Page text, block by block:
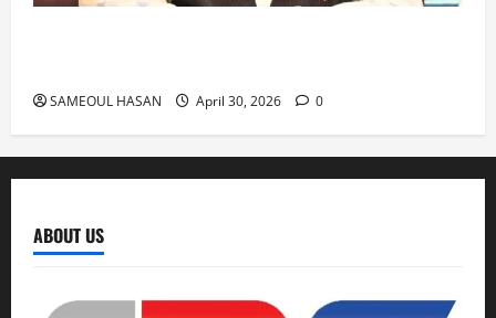
SAMEOUL HASAN April 30, 2026 0
ABOUT US